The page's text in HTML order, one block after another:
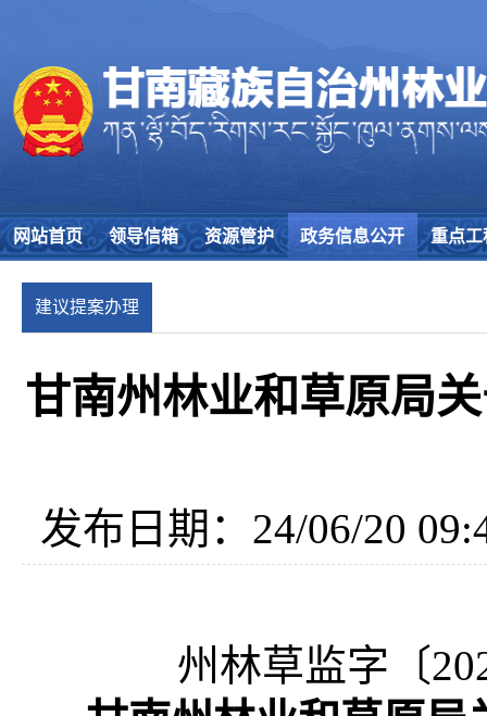
网站首页 领导信箱 资源管护 政务信息公开 重点工
建议提案办理
甘南州林业和草原局
发布日期：24/06/20
州林草监字〔